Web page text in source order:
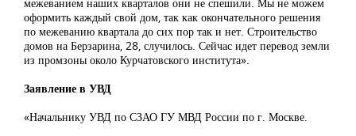
оформить каждый свой дом, так как окончательного решения
по межеванию квартала до сих пор так и нет. Строительство
домов на Берзарина, 28, случилось. Сейчас идет перевод земли
из промзоны около Курчатовского института».
Заявление в УВД
«Начальнику УВД по СЗАО ГУ МВД России по г. Москве.